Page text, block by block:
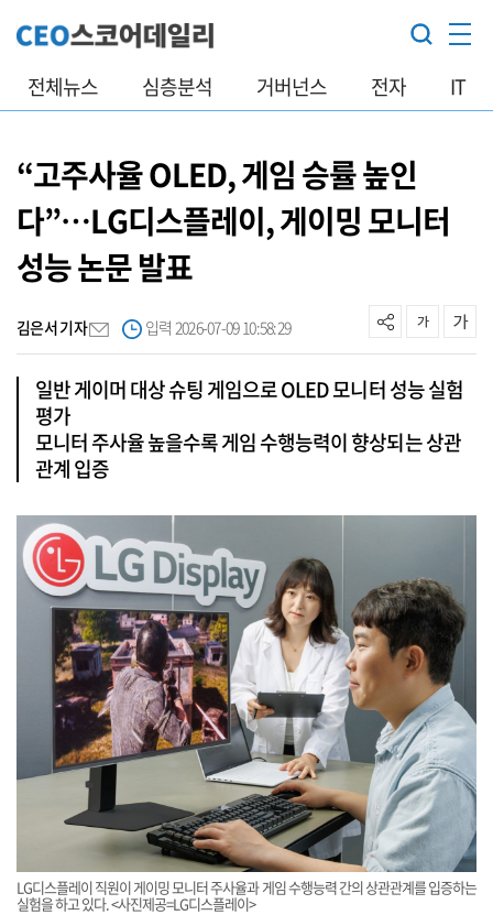
전체뉴스 심층분석 거버넌스 전자 IT
“고주사율 OLED, 게임 승률 높인
다”…LG디스플레이, 게이밍 모니터
성능 논문 발표
김은서 기자 입력 2026-07-09 10:58:29
일반 게이머 대상 슈팅 게임으로 OLED 모니터 성능 실험
평가
모니터 주사율 높을수록 게임 수행능력이 향상되는 상관
관계 입증
LG디스플레이 직원이 게이밍 모니터 주사율과 게임 수행능력 간의 상관관계를 입증하는
실험을 하고 있다. <사진제공=LG디스플레이>